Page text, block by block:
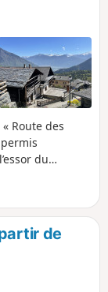
Route des
du
villages de
en
de